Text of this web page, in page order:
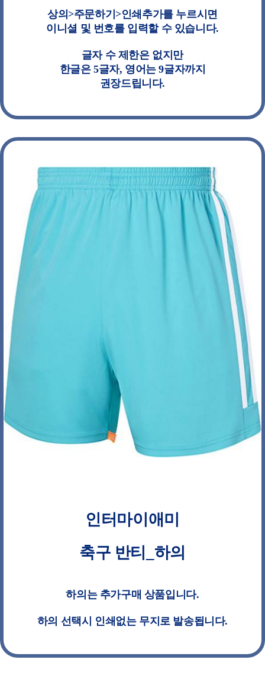
상의>주문하기>인쇄추가를 누르시면
이니셜 및 번호를 입력할 수 있습니다.
글자 수 제한은 없지만
한글은 5글자, 영어는 9글자까지
권장드립니다.
인터마이애미
축구 반티_하의
하의는 추가구매 상품입니다.
하의 선택시 인쇄없는 무지로 발송됩니다.